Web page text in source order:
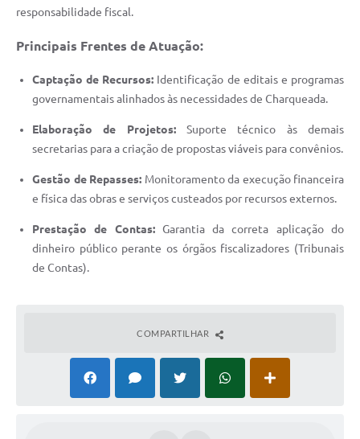
responsabilidade fiscal.
Principais Frentes de Atuação:
Captação de Recursos: Identificação de editais e programas
governamentais alinhados às necessidades de Charqueada.
Elaboração de Projetos:Suporte técnico às demais
secretarias para a criação de propostas viáveis para convênios.
Gestão de Repasses: Monitoramento da execução financeira
e física das obras e serviços custeados por recursos externos.
Prestação de Contas:Garantia da correta aplicação do
dinheiro público perante os órgãos fiscalizadores (Tribunais
de Contas).
COMPARTILHAR